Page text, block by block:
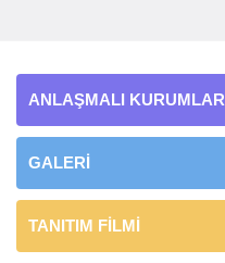
ANLAŞMALI KURUMLAR
GALERİ
TANITIM FİLMİ